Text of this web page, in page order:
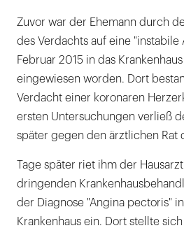
Zuvor war der Ehemann durch
des Verdachts auf eine
Februar 2015 in das
eingewiesen worden. Dort
Verdacht einer koronaren
ersten Untersuchungen verließ
später gegen den ärztlichen Rat
Tage später riet ihm der
dringenden
der Diagnose "Angina pectoris"
Krankenhaus ein. Dort stellte